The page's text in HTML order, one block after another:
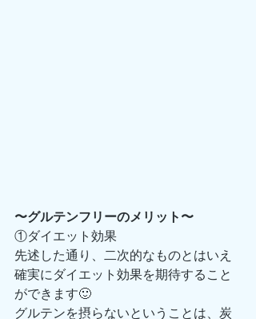
〜グルテンフリーのメリット〜
①ダイエット効果
先述した通り、二次的なものとはいえ
確実にダイエット効果を期待すること
ができます🙂
グルテンを摂らないということは、炭